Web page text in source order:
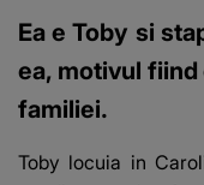
Ea e Toby si
ea, motivul
familiei.
Toby locuia in